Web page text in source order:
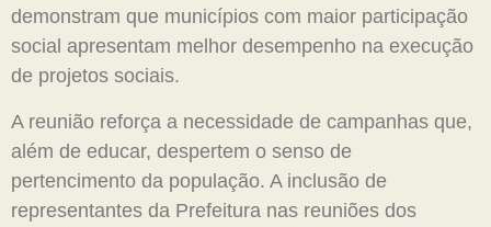
demonstram que municípios com maior participação
social apresentam melhor desempenho na execução
de projetos sociais.
A reunião reforça a necessidade de campanhas que,
além de educar, despertem o senso de
pertencimento da população. A inclusão de
representantes da Prefeitura nas reuniões dos